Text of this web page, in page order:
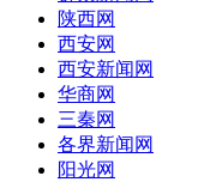
陕西网
西安网
西安新闻网
华商网
三秦网
各界新闻网
阳光网